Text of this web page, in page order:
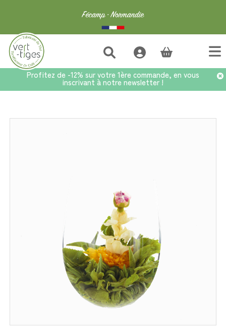
Profitez de -12% sur votre 1ère commande, en vous
inscrivant à notre newsletter !
Fleurs de thé > Fleur de Thé Baiser du Dragon